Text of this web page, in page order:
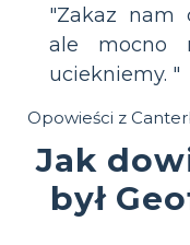
"Zakaz nam
ale mocno
uciekniemy. "
Opowieści z
Jak
był